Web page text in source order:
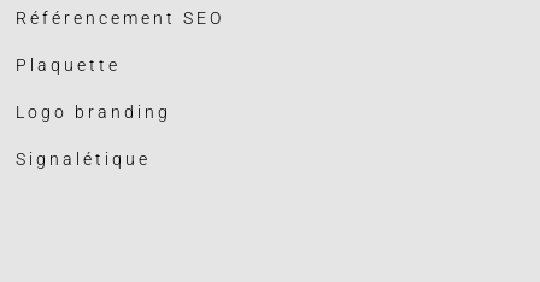
Référencement SEO
Plaquette
Logo branding
Signalétique